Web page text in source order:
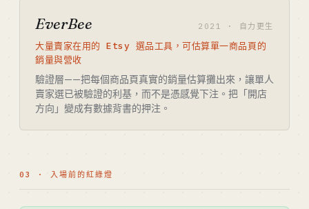
EverBee 2021 · 自力更生
大量賣家在用的 Etsy 選品工具，可估算單一商品頁的
銷量與營收
驗證層——把每個商品頁真實的銷量估算攤出來，讓單人
賣家選已被驗證的利基，而不是憑感覺下注。把「開店
方向」變成有數據背書的押注。
03 · 入場前的紅綠燈